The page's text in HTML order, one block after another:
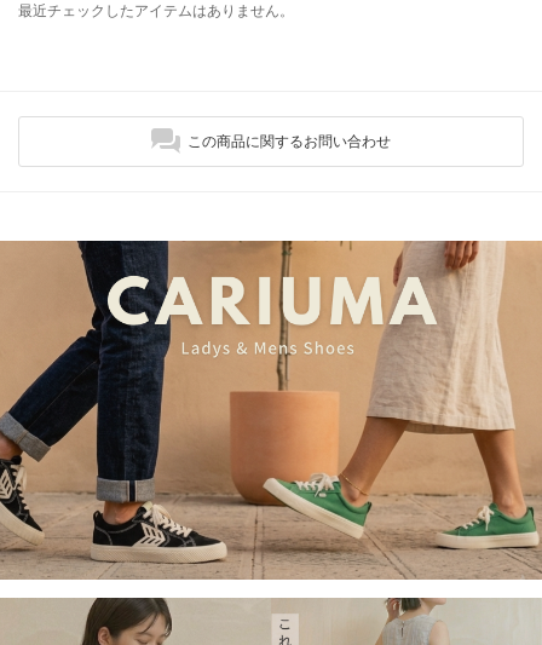
最近チェックしたアイテムはありません。
この商品に関するお問い合わせ